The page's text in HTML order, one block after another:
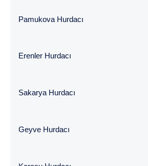
Pamukova Hurdacı
Erenler Hurdacı
Sakarya Hurdacı
Geyve Hurdacı